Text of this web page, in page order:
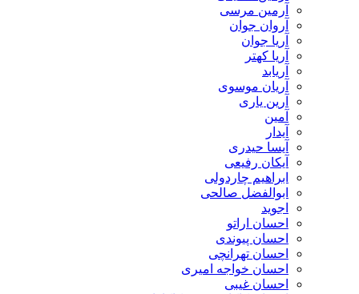
آرمین مرسی
آروان جوان
آریا جوان
آریا کهتر
آریابد
آریان موسوی
آرین یاری
آمین
آیدار
آیسا حیدری
آیکان رفیعی
ابراهیم چاردولی
ابوالفضل صالحی
اجوید
احسان اراتو
احسان پیوندی
احسان تهرانچی
احسان خواجه امیری
احسان غیبی